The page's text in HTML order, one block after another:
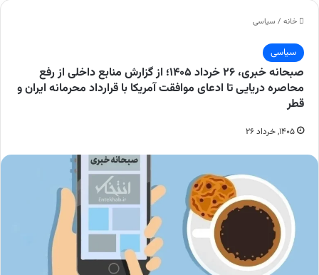
خانه / سیاسی
سیاسی
صبحانه خبری، ۲۶ خرداد ۱۴۰۵؛ از گزارش منابع داخلی از رفع
محاصره دریایی تا ادعای موافقت آمریکا با قرارداد محرمانه ایران و
قطر
۱۴۰۵, خرداد ۲۶